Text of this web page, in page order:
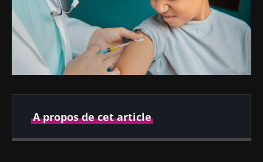
A propos de cet article